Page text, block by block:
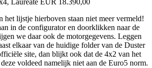
Lauréate EUR 18.390,00
het lijstje hierboven staan niet meer vermeld!
in de configurator en doorklikken naar de
we daar ook de motorgegevens. Leggen
elkaar van de huidige folder van de Duster
site, dan blijkt ook dat de 4x2 van het
voldeed namelijk niet aan de Euro5 norm.